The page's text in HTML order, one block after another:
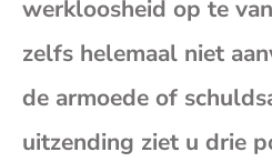
werkloosheid op te
zelfs helemaal niet
de armoede of
uitzending ziet u drie